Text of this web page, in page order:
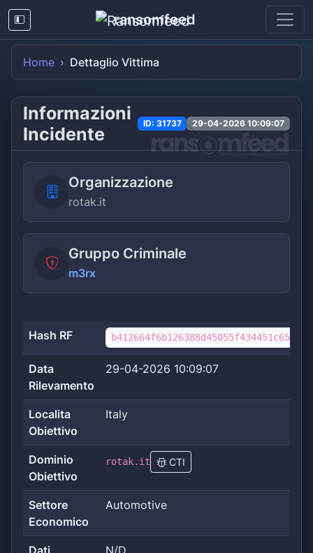
ransomfeed
Home Dettaglio Vittima
Informazioni
Incidente
ID: 31737 29-04-2026 10:09:07
Organizzazione
rotak.it
Gruppo Criminale
m3rx
Hash RF
Data
Rilevamento
29-04-2026 10:09:07
Localita
Obiettivo
Italy
Dominio
Obiettivo
rotak.it CTI
Settore
Economico
Automotive
Dati
N/D